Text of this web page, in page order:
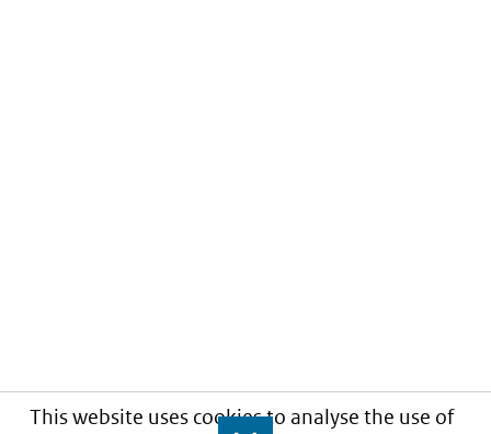
This website uses cookies to analyse the use of